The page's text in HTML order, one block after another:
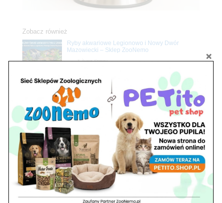
Zobacz również
Z Życia Sklepu
Ryby akwariowe Legionowo i Nowy Dwór
Mazowiecki – Sklep ZooNemo
Z Życia Sklepu
Stwórz podwodne arcydzieło: Najpiękniejsze
rośliny akwariowe w ZooNemo – Legionowo i
Nowy Dwór Mazowiecki
Upały wracają! Zadbaj o komfort swojego pupila
z matami chłodzącymi ZooNemo
Z Życia Sklepu
Petito Pet Shop – Internetowy Sklep Zoologiczny
Online! Wszystko Dla Twojego Pupila | ZooNemo